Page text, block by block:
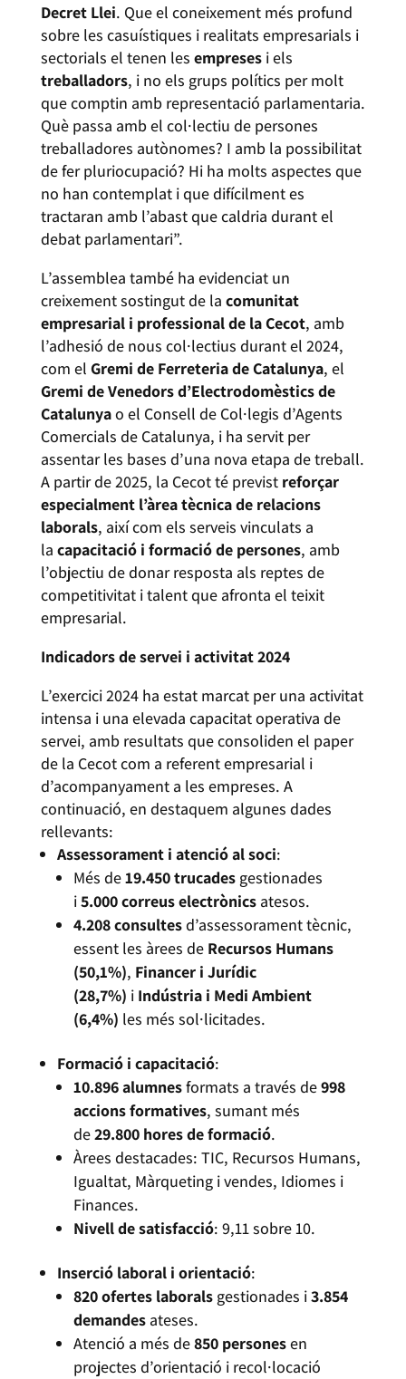
Decret Llei. Que el coneixement més profund
sobre les casuístiques i realitats empresarials i
sectorials el tenen les empreses i els
treballadors, i no els grups polítics per molt
que comptin amb representació parlamentaria.
Què passa amb el col·lectiu de persones
treballadores autònomes? I amb la possibilitat
de fer pluriocupació? Hi ha molts aspectes que
no han contemplat i que difícilment es
tractaran amb l’abast que caldria durant el
debat parlamentari”.
L’assemblea també ha evidenciat un
creixement sostingut de la comunitat
empresarial i professional de la Cecot, amb
l’adhesió de nous col·lectius durant el 2024,
com el Gremi de Ferreteria de Catalunya, el
Gremi de Venedors d’Electrodomèstics de
Catalunyao el Consell de Col·legis d’Agents
Comercials de Catalunya, i ha servit per
assentar les bases d’una nova etapa de treball.
A partir de 2025, la Cecot té previst reforçar
especialment l’àrea tècnica de relacions
laborals, així com els serveis vinculats a
la capacitació i formació de persones, amb
l’objectiu de donar resposta als reptes de
competitivitat i talent que afronta el teixit
empresarial.
Indicadors de servei i activitat 2024
L’exercici 2024 ha estat marcat per una activitat
intensa i una elevada capacitat operativa de
servei, amb resultats que consoliden el paper
de la Cecot com a referent empresarial i
d’acompanyament a les empreses. A
continuació, en destaquem algunes dades
rellevants:
Assessorament i atenció al soci:
Més de19.450 trucadesgestionades
i5.000 correus electrònicsatesos.
4.208 consultesd’assessorament tècnic,
essent les àrees de Recursos Humans
(50,1%), Financer i Jurídic
(28,7%) i Indústria i Medi Ambient
(6,4%) les més sol·licitades.
Formació i capacitació:
10.896 alumnesformats a través de998
accions formatives, sumant més
de29.800 hores de formació.
Àrees destacades: TIC, Recursos Humans,
Igualtat, Màrqueting i vendes, Idiomes i
Finances.
Nivell de satisfacció: 9,11 sobre 10.
Inserció laboral i orientació:
820 ofertes laboralsgestionades i3.854
demandesateses.
Atenció a més de850 personesen
projectes d’orientació i recol·locació